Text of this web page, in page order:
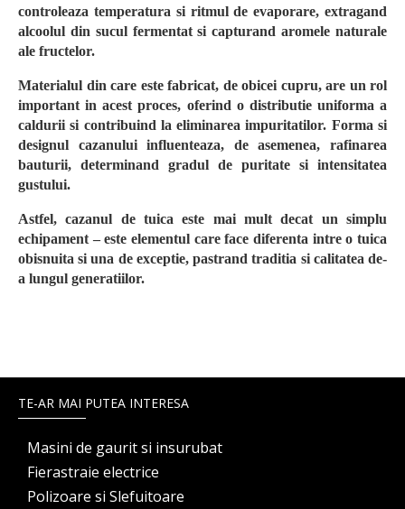
controleaza temperatura si ritmul de evaporare, extragand
alcoolul din sucul fermentat si capturand aromele naturale
ale fructelor.
Materialul din care este fabricat, de obicei cupru, are un rol
important in acest proces, oferind o distributie uniforma a
caldurii si contribuind la eliminarea impuritatilor. Forma si
designul cazanului influenteaza, de asemenea, rafinarea
bauturii, determinand gradul de puritate si intensitatea
gustului.
Astfel, cazanul de tuica este mai mult decat un simplu
echipament – este elementul care face diferenta intre o tuica
obisnuita si una de exceptie, pastrand traditia si calitatea de-
a lungul generatiilor.
TE-AR MAI PUTEA INTERESA
Masini de gaurit si insurubat
Fierastraie electrice
Polizoare si Slefuitoare